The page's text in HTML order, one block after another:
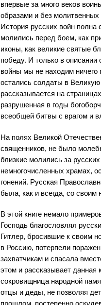
впервые за много веков
образами и без
История русских войн полна
молились перед боем, как
иконы, как великие святые
победу. И только в
войны мы не находим ничего
остались солдаты в
рассказывается на
разрушенная в годы
всеобщей битвы с врагом и
На полях Великой
священников, не было
близкие молились за
немногочисленных храмах,
гонений. Русская
была, как и всегда, со своим
В этой книге немало
Господь благословлял
Гитлер, бросившие к своим
в Россию, потерпели
захватчикам и спасала
этом и рассказывает данная
сокровищница народной
отцы и деды, не позволяя
прошлом, постепенно